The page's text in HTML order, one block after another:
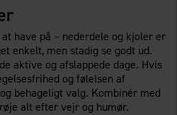
have på – nederdele og kjoler er
enkelt, men stadig se godt ud.
aktive og afslappede dage. Hvis
og følelsen af
behageligt valg. Kombinér med
alt efter vejr og humør.